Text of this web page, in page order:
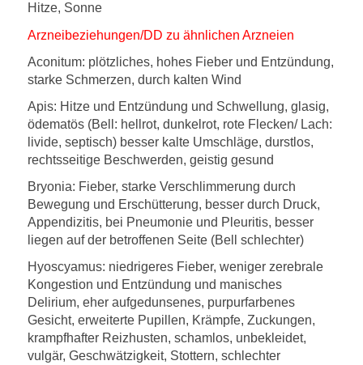
Hitze, Sonne
Arzneibeziehungen/DD zu ähnlichen Arzneien
Aconitum: plötzliches, hohes Fieber und Entzündung,
starke Schmerzen, durch kalten Wind
Apis: Hitze und Entzündung und Schwellung, glasig,
ödematös (Bell: hellrot, dunkelrot, rote Flecken/ Lach:
livide, septisch) besser kalte Umschläge, durstlos,
rechtsseitige Beschwerden, geistig gesund
Bryonia: Fieber, starke Verschlimmerung durch
Bewegung und Erschütterung, besser durch Druck,
Appendizitis, bei Pneumonie und Pleuritis, besser
liegen auf der betroffenen Seite (Bell schlechter)
Hyoscyamus: niedrigeres Fieber, weniger zerebrale
Kongestion und Entzündung und manisches
Delirium, eher aufgedunsenes, purpurfarbenes
Gesicht, erweiterte Pupillen, Krämpfe, Zuckungen,
krampfhafter Reizhusten, schamlos, unbekleidet,
vulgär, Geschwätzigkeit, Stottern, schlechter